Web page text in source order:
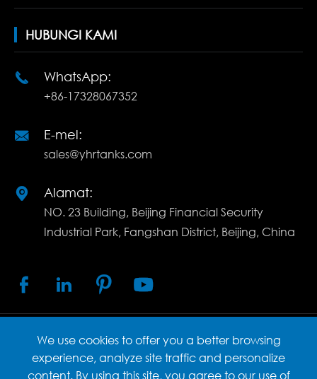
HUBUNGI KAMI
 WhatsApp:
+86-17328067352
 E-mel:
sales@yhrtanks.com
 Alamat:
NO. 23 Building, Beijing Financial Security
Industrial Park, Fangshan District, Beijing, China
   
Hak cipta ©Beijing Yingherui Environmental
Technology Co., Ltd.Semua hak cipta terpelihara.
We use cookies to offer you a better browsing
experience, analyze site traffic and personalize
content. By using this site, you agree to our use of